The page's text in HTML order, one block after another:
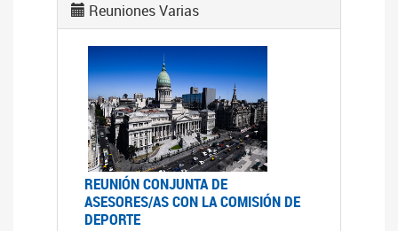
Reuniones Varias
REUNIÓN CONJUNTA DE
ASESORES/AS CON LA COMISIÓN DE
DEPORTE